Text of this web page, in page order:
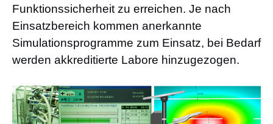
Funktionssicherheit zu erreichen. Je nach
Einsatzbereich kommen anerkannte
Simulationsprogramme zum Einsatz, bei Bedarf
werden akkreditierte Labore hinzugezogen.